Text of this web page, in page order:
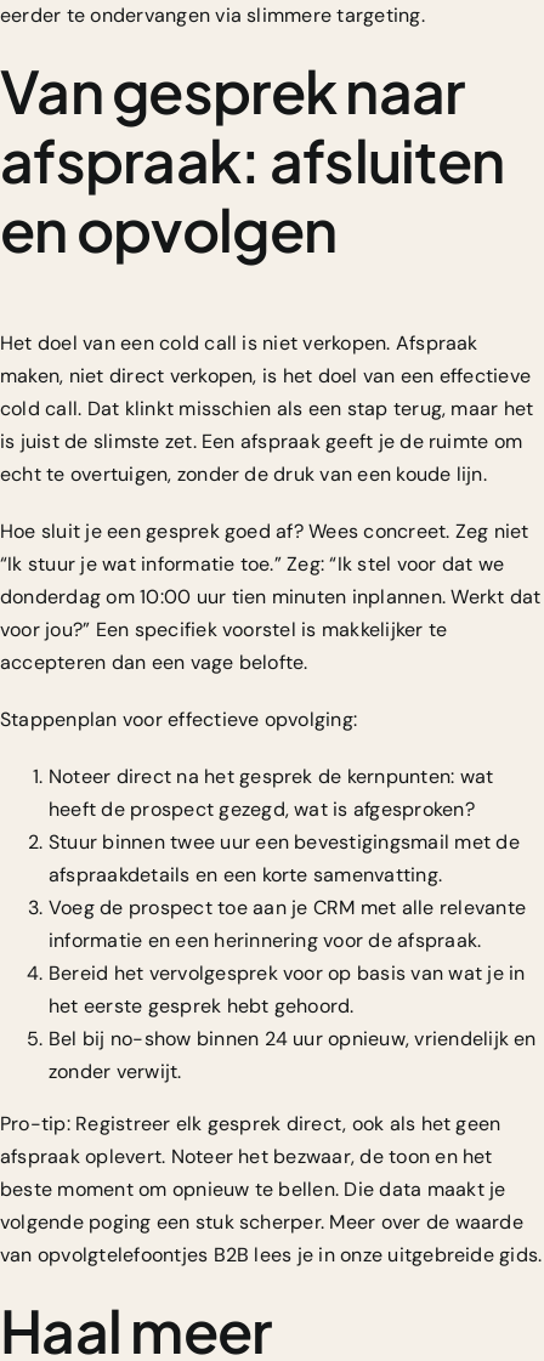
eerder te ondervangen via slimmere targeting.
Van gesprek naar
afspraak: afsluiten
en opvolgen
Het doel van een cold call is niet verkopen. Afspraak
maken, niet direct verkopen, is het doel van een effectieve
cold call. Dat klinkt misschien als een stap terug, maar het
is juist de slimste zet. Een afspraak geeft je de ruimte om
echt te overtuigen, zonder de druk van een koude lijn.
Hoe sluit je een gesprek goed af? Wees concreet. Zeg niet
“Ik stuur je wat informatie toe.” Zeg: “Ik stel voor dat we
donderdag om 10:00 uur tien minuten inplannen. Werkt dat
voor jou?” Een specifiek voorstel is makkelijker te
accepteren dan een vage belofte.
Stappenplan voor effectieve opvolging:
Noteer direct na het gesprek de kernpunten: wat
heeft de prospect gezegd, wat is afgesproken?
Stuur binnen twee uur een bevestigingsmail met de
afspraakdetails en een korte samenvatting.
Voeg de prospect toe aan je CRM met alle relevante
informatie en een herinnering voor de afspraak.
Bereid het vervolgesprek voor op basis van wat je in
het eerste gesprek hebt gehoord.
Bel bij no-show binnen 24 uur opnieuw, vriendelijk en
zonder verwijt.
Pro-tip: Registreer elk gesprek direct, ook als het geen
afspraak oplevert. Noteer het bezwaar, de toon en het
beste moment om opnieuw te bellen. Die data maakt je
volgende poging een stuk scherper. Meer over de waarde
van opvolgtelefoontjes B2B lees je in onze uitgebreide gids.
Haal meer